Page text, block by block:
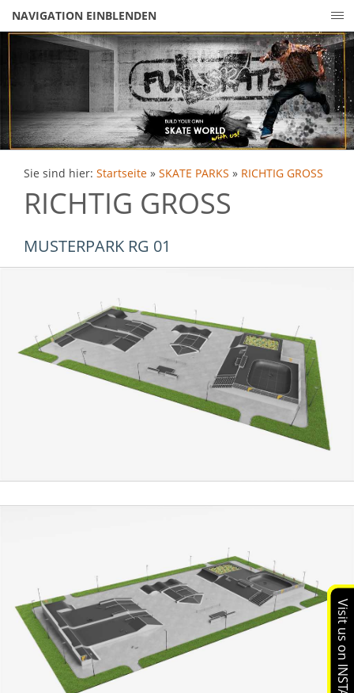
NAVIGATION EINBLENDEN
Sie sind hier: Startseite » SKATE PARKS » RICHTIG GROSS
RICHTIG GROSS
MUSTERPARK RG 01
Visit us on INSTAGRAM